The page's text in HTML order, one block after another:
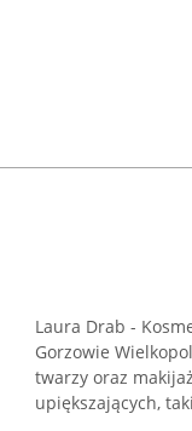
Laura Drab -
Gorzowie
twarzy oraz
upiększających,